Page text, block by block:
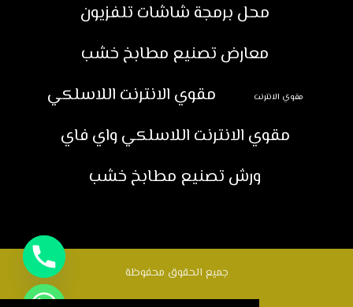
محل برمجة شاشات تلفزيون
معارض تصنيع مطابخ خشب
مقوي الانترنت
مقوي الانترنت اللاسلكي
مقوي الانترنت اللاسلكي واي فاي
ورش تصنيع مطابخ خشب
جميع الحقوق محفوظة